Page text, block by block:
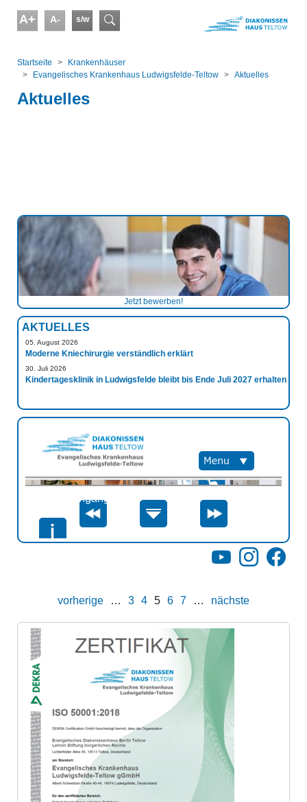
A+ A- s/w Suchformular
Startseite
Kranken­häuser
Evangelisches Krankenhaus Ludwigsfelde-Teltow
Aktuelles
Aktuelles
Jetzt bewerben!
AKTUELLES
05. August 2026
Moderne Kniechirurgie verständlich erklärt
30. Juli 2026
Kindertagesklinik in Ludwigsfelde bleibt bis Ende Juli 2027 erhalten
YouTubeInstagram
vorherige … 3 4 5 6 7 … nächste